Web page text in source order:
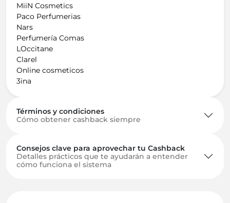
MiiN Cosmetics
Paco Perfumerias
Nars
Perfumería Comas
LOccitane
Clarel
Online cosmeticos
3ina
Términos y condiciones
Cómo obtener cashback siempre
Consejos clave para aprovechar tu Cashback
Detalles prácticos que te ayudarán a entender
cómo funciona el sistema